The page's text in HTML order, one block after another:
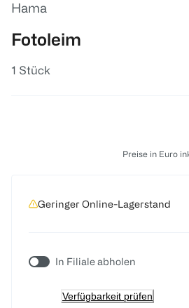
Hama
Fotoleim
1 Stück
Preise in Euro
Geringer Online-Lagerstand
In Filiale abholen
Verfügbarkeit prüfen